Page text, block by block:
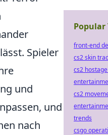
Spieler
und
und
nach
Popular
front-end
cs2 skin
cs2
cs2
trends
csgo